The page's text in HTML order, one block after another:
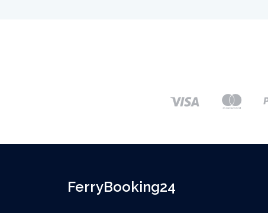
FerryBooking24